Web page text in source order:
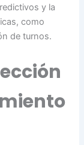
y la
como
de turnos.